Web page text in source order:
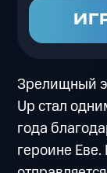
Зрелищный
Up стал
года
героине